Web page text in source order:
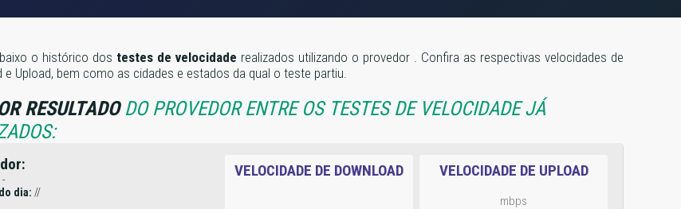
o histórico dos testes de velocidade realizados utilizando o provedor . Confira as respectivas velocidades de
e Upload, bem como as cidades e estados da qual o teste partiu.
RESULTADODO PROVEDOR ENTRE OS TESTES DE VELOCIDADE JÁ
-
dia: //
VELOCIDADE DE DOWNLOAD VELOCIDADE DE UPLOAD
mbps